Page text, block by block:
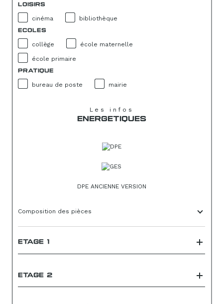
LOISIRS
cinéma bibliothèque
ECOLES
collège école maternelle
école primaire
PRATIQUE
bureau de poste mairie
Les infos
ENERGETIQUES
DPE ANCIENNE VERSION
Composition des pièces
ETAGE 1
ETAGE 2